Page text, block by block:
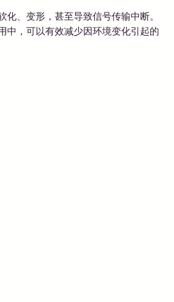
、变形，甚至导致信号传输中断。
中，可以有效减少因环境变化引起的